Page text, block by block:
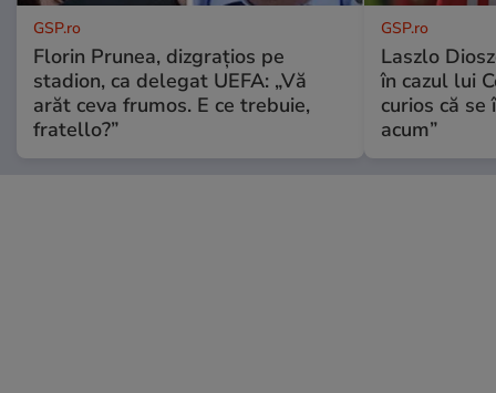
GSP.ro
Florin Prunea, dizgrațios pe
stadion, ca delegat UEFA: „Vă
arăt ceva frumos. E ce trebuie,
fratello?”
GSP.ro
Laszlo
în cazul lui
curios că
acum”